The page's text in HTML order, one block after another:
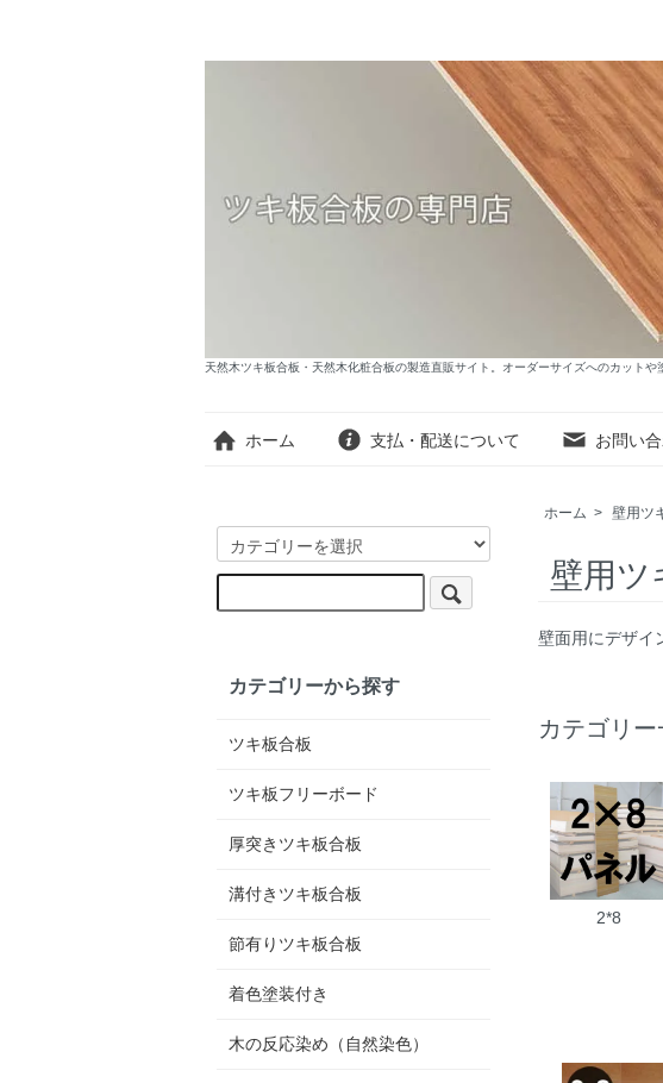
天然木ツキ板合板・天然木化粧合板の製造直販サイト。オーダーサイズへのカット
ホーム 支払・配送について お問い
ホーム > 壁用ツ
壁用ツ
壁面用にデザイ
カテゴリー
2*8
カテゴリーから探す
ツキ板合板
ツキ板フリーボード
厚突きツキ板合板
溝付きツキ板合板
節有りツキ板合板
着色塗装付き
木の反応染め（自然染色）